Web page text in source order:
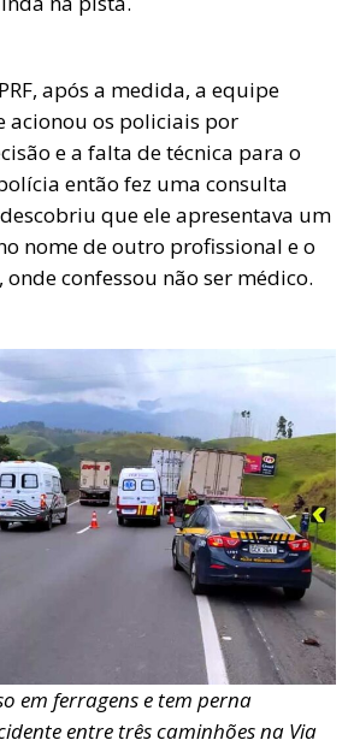
após a medida, a equipe
acionou os policiais por
e a falta de técnica para o
então fez uma consulta
que ele apresentava um
nome de outro profissional e o
onde confessou não ser médico.
em ferragens e tem perna
entre três caminhões na Via